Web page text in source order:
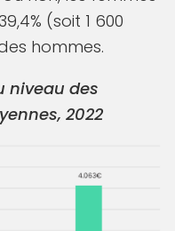
(soit 1 600
hommes.
niveau des
2022